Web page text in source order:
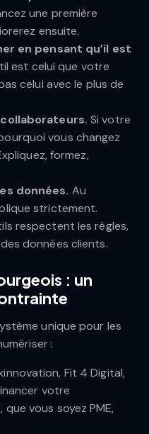
une première
ensuite.
en pensant qu’il est
est celui que votre
celui avec le plus de
Si votre
vous changez
formez,
données. Au
strictement.
respectent les règles,
données clients.
: un
unique pour les
:
Fit 4 Digital,
votre
vous soyez PME,